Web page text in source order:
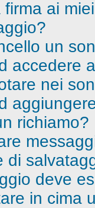
ai
un
accedere
nei
richiamo?
di
deve
in cima